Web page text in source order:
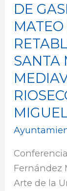
DE
SANTA
Fernández
Arte de la
DE
GASPAR
DE
BECERRA
A
MATEO
ENRÍQUEZ
EL
RETABLO
DE
SANTA
MARÍA